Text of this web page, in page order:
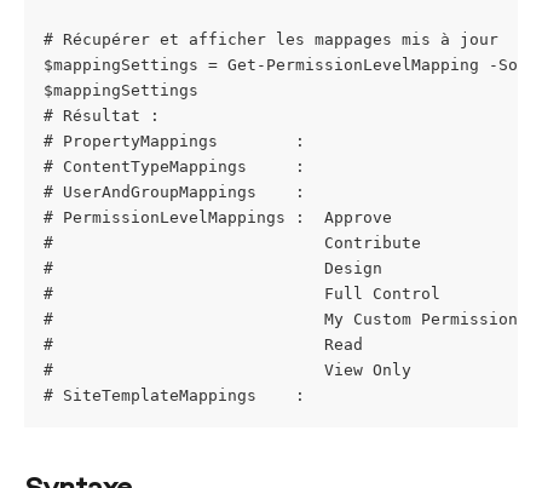
# Récupérer et afficher les mappages mis à jour
$mappingSettings = Get-PermissionLevelMapping -
$mappingSettings
# Résultat :
# PropertyMappings        :
# ContentTypeMappings     :
# UserAndGroupMappings    :
# PermissionLevelMappings :  Approve              ->
#                            Contribute           ->
#                            Design               ->
#                            Full Control         ->
#                            My Custom Permission -
#                            Read                 -> <NO
#                            View Only            ->
# SiteTemplateMappings    :